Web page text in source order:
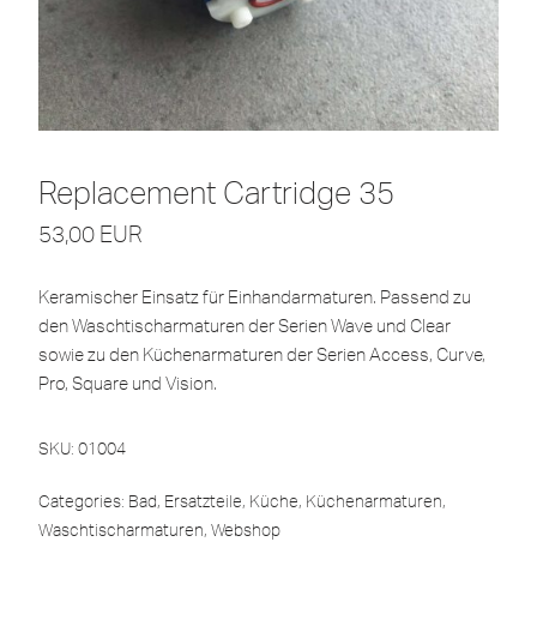
Replacement Cartridge 35
53,00 EUR
Keramischer Einsatz für Einhandarmaturen. Passend zu
den Waschtischarmaturen der Serien Wave und Clear
sowie zu den Küchenarmaturen der Serien Access, Curve,
Pro, Square und Vision.
SKU: 01004
Categories: Bad, Ersatzteile, Küche, Küchenarmaturen,
Waschtischarmaturen, Webshop